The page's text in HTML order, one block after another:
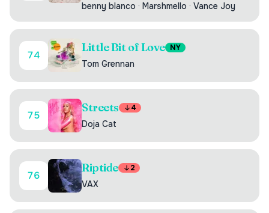
benny blanco · Marshmello · Vance Joy
74
Little Bit of Love NY
Tom Grennan
75
Streets 4
Doja Cat
76
Riptide 2
VAX